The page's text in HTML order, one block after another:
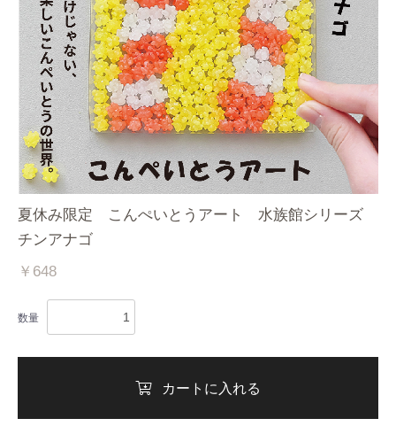
夏休み限定 こんぺいとうアート 水族館シリーズ
チンアナゴ
￥648
数量
カートに入れる